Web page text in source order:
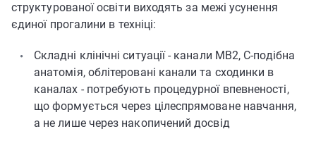
структурованої освіти виходять за межі усунення
єдиної прогалини в техніці:
Складні клінічні ситуації - канали MB2, C-подібна
анатомія, облітеровані канали та сходинки в
каналах - потребують процедурної впевненості,
що формується через цілеспрямоване навчання,
а не лише через накопичений досвід